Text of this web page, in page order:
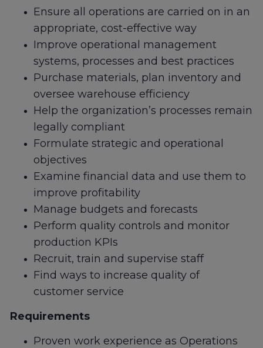
Ensure all operations are carried on in an
appropriate, cost-effective way
Improve operational management
systems, processes and best practices
Purchase materials, plan inventory and
oversee warehouse efficiency
Help the organization’s processes remain
legally compliant
Formulate strategic and operational
objectives
Examine financial data and use them to
improve profitability
Manage budgets and forecasts
Perform quality controls and monitor
production KPIs
Recruit, train and supervise staff
Find ways to increase quality of
customer service
Requirements
Proven work experience as Operations